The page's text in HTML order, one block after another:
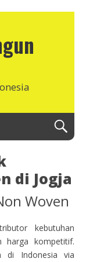
di Jogja
Woven
kebutuhan
harga kompetitif.
di Indonesia via